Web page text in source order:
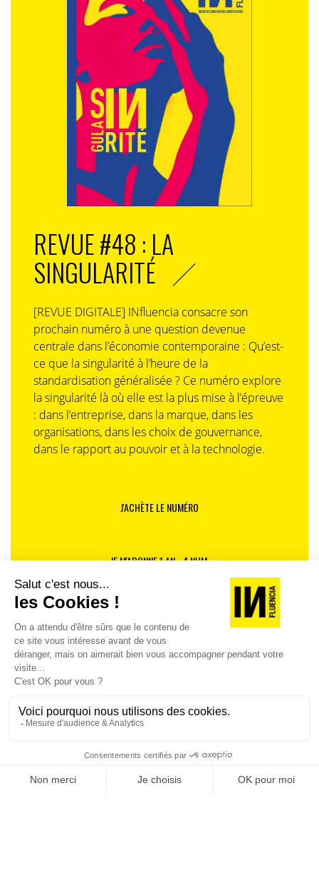
REVUE #48 : LA
SINGULARITÉ
[REVUE DIGITALE] INfluencia consacre son
prochain numéro à une question devenue
centrale dans l’économie contemporaine : Qu’est-
ce que la singularité à l’heure de la
standardisation généralisée ? Ce numéro explore
la singularité là où elle est la plus mise à l’épreuve
: dans l’entreprise, dans la marque, dans les
organisations, dans les choix de gouvernance,
dans le rapport au pouvoir et à la technologie.
J'ACHÈTE LE NUMÉRO
JE M'ABONNE 1 AN - 4 NUM.
JE DÉCOUVRE LES NUMÉROS PRÉCÉDENTS
Je suis déjà abonné(e) :je consulte la revue en